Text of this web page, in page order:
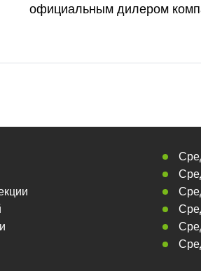
официальным дилером